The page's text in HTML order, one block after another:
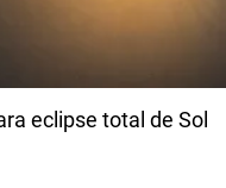
eclipse total de Sol